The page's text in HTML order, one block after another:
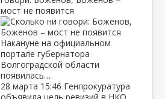
мост не появится
Накануне на официальном
портале губернатора
Волгоградской области
появилась…
28 марта 15:46 Генпрокуратура